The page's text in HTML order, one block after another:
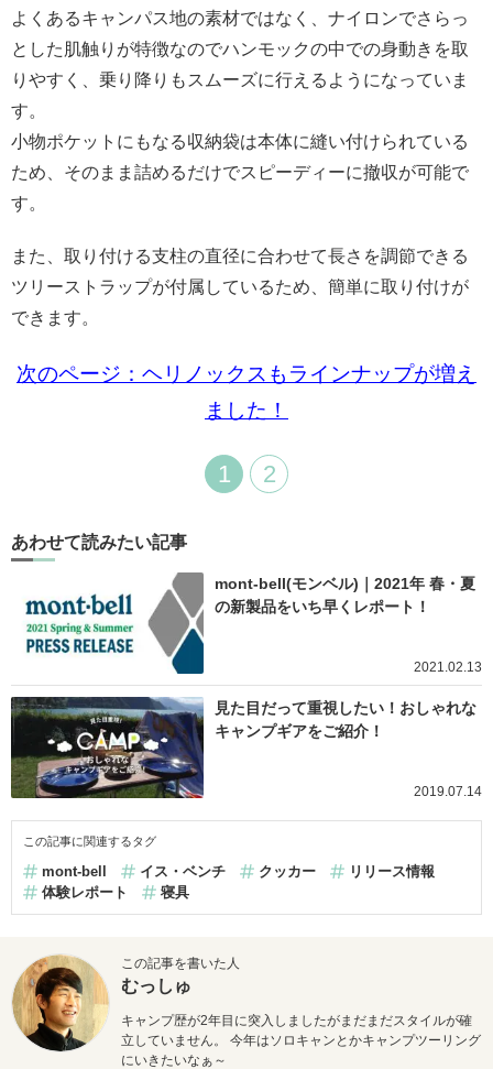
よくあるキャンパス地の素材ではなく、ナイロンでさらっ
とした肌触りが特徴なのでハンモックの中での身動きを取
りやすく、乗り降りもスムーズに行えるようになっていま
す。
小物ポケットにもなる収納袋は本体に縫い付けられている
ため、そのまま詰めるだけでスピーディーに撤収が可能で
す。
また、取り付ける支柱の直径に合わせて長さを調節できる
ツリーストラップが付属しているため、簡単に取り付けが
できます。
次のページ：ヘリノックスもラインナップが増え
ました！
1 2
あわせて読みたい記事
mont-bell(モンベル)｜2021年 春・夏
の新製品をいち早くレポート！
2021.02.13
見た目だって重視したい！おしゃれな
キャンプギアをご紹介！
2019.07.14
この記事に関連するタグ
mont-bell イス・ベンチ クッカー
リリース情報
体験レポート
寝具
この記事を書いた人
むっしゅ
キャンプ歴が2年目に突入しましたがまだまだスタイルが確
立していません。 今年はソロキャンとかキャンプツーリング
にいきたいなぁ～